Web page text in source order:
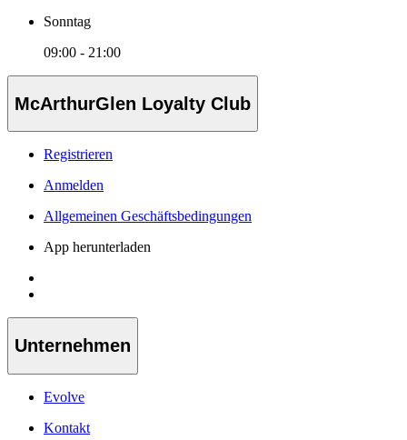
Sonntag
09:00 - 21:00
McArthurGlen Loyalty Club
Registrieren
Anmelden
Allgemeinen Geschäftsbedingungen
App herunterladen
Unternehmen
Evolve
Kontakt